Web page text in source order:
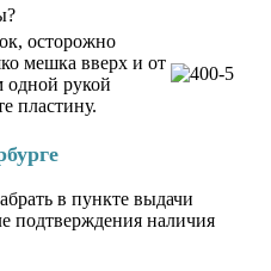
осторожно
мешка вверх и от
одной рукой
пластину.
в пункте выдачи
подтверждения наличия